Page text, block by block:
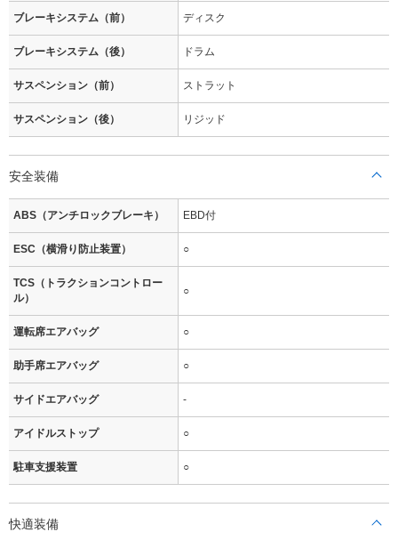
ブレーキシステム（前） ディスク
ブレーキシステム（後） ドラム
サスペンション（前） ストラット
サスペンション（後） リジッド
安全装備
ABS（アンチロックブレーキ） EBD付
ESC（横滑り防止装置） ○
TCS（トラクションコントロー
ル）
○
運転席エアバッグ ○
助手席エアバッグ ○
サイドエアバッグ -
アイドルストップ ○
駐車支援装置 ○
快適装備